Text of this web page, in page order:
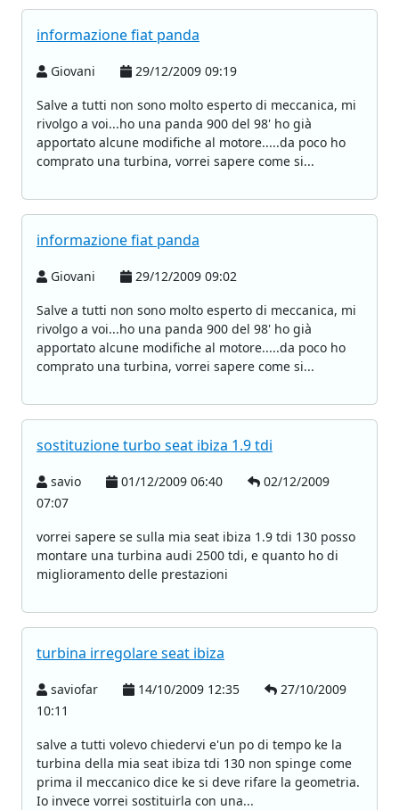
informazione fiat panda
Giovani
29/12/2009 09:19
Salve a tutti non sono molto esperto di meccanica, mi
rivolgo a voi...ho una panda 900 del 98' ho già
apportato alcune modifiche al motore.....da poco ho
comprato una turbina, vorrei sapere come si...
informazione fiat panda
Giovani
29/12/2009 09:02
Salve a tutti non sono molto esperto di meccanica, mi
rivolgo a voi...ho una panda 900 del 98' ho già
apportato alcune modifiche al motore.....da poco ho
comprato una turbina, vorrei sapere come si...
sostituzione turbo seat ibiza 1.9 tdi
savio 01/12/2009 06:40
02/12/2009
07:07
vorrei sapere se sulla mia seat ibiza 1.9 tdi 130 posso
montare una turbina audi 2500 tdi, e quanto ho di
miglioramento delle prestazioni
turbina irregolare seat ibiza
saviofar 14/10/2009 12:35
27/10/2009
10:11
salve a tutti volevo chiedervi e'un po di tempo ke la
turbina della mia seat ibiza tdi 130 non spinge come
prima il meccanico dice ke si deve rifare la geometria.
Io invece vorrei sostituirla con una...